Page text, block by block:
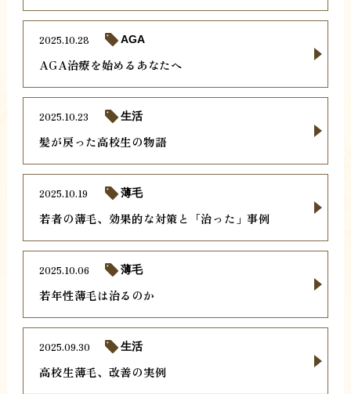
AGA治療を始めるあなたへ
2025.10.28 AGA
髪が戻った高校生の物語
2025.10.23 生活
若者の薄毛、効果的な対策と「治った」事例
2025.10.19 薄毛
若年性薄毛は治るのか
2025.10.06 薄毛
高校生薄毛、改善の実例
2025.09.30 生活